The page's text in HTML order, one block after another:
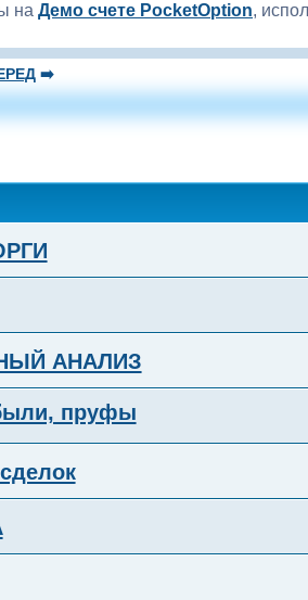
на Демо счете PocketOption,
➡️
АНАЛИЗ
пруфы